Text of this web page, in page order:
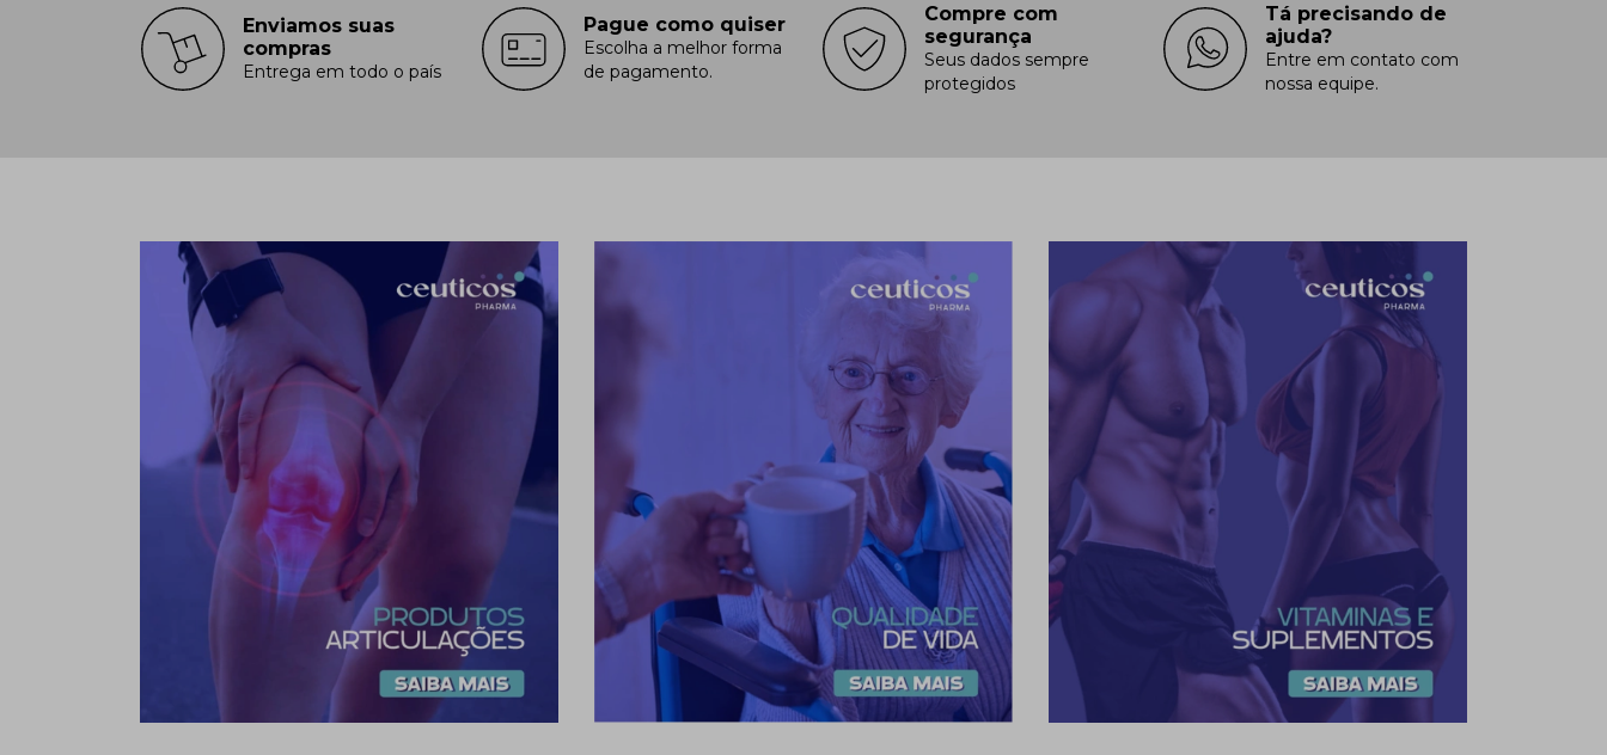
Enviamos suas
compras
Entrega em todo o país
Pague como quiser
Escolha a melhor forma
de pagamento.
Compre com
segurança
Seus dados sempre
protegidos
Tá precisando de
ajuda?
Entre em contato com
nossa equipe.